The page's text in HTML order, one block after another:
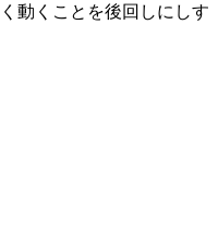
動くことを後回しにしす